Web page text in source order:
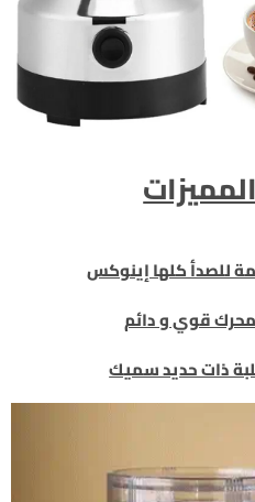
للصدأ كلها إينوكس
قوي و دائم
ذات حديد سميك